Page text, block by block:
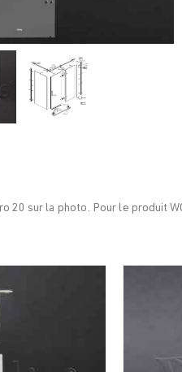
20 sur la photo. Pour le produit